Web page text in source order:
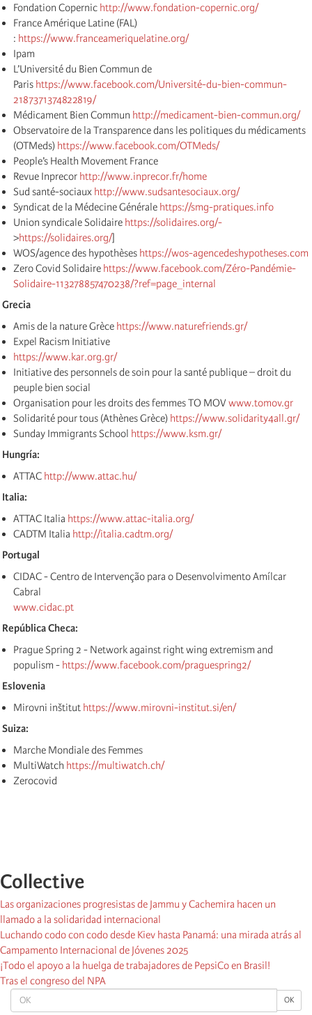
OK OK
Fondation Copernic http://www.fondation-copernic.org/
France Amérique Latine (FAL)
: https://www.franceameriquelatine.org/
Ipam
L’Université du Bien Commun de
Paris https://www.facebook.com/Université-du-bien-commun-
2187371374822819/
Médicament Bien Commun http://medicament-bien-commun.org/
Observatoire de la Transparence dans les politiques du médicaments
(OTMeds) https://www.facebook.com/OTMeds/
People’s Health Movement France
Revue Inprecor http://www.inprecor.fr/home
Sud santé-sociaux http://www.sudsantesociaux.org/
Syndicat de la Médecine Générale https://smg-pratiques.info
Union syndicale Solidaire https://solidaires.org/-
>https://solidaires.org/]
WOS/agence des hypothèses https://wos-agencedeshypotheses.com
Zero Covid Solidaire https://www.facebook.com/Zéro-Pandémie-
Solidaire-113278857470238/?ref=page_internal
Grecia
Amis de la nature Grèce https://www.naturefriends.gr/
Expel Racism Initiative
https://www.kar.org.gr/
Initiative des personnels de soin pour la santé publique – droit du
peuple bien social
Organisation pour les droits des femmes TO MOV www.tomov.gr
Solidarité pour tous (Athènes Grèce) https://www.solidarity4all.gr/
Sunday Immigrants School https://www.ksm.gr/
Hungría:
ATTAC http://www.attac.hu/
Italia:
ATTAC Italia https://www.attac-italia.org/
CADTM Italia http://italia.cadtm.org/
Portugal
CIDAC - Centro de Intervenção para o Desenvolvimento Amílcar
Cabral
www.cidac.pt
República Checa:
Prague Spring 2 - Network against right wing extremism and
populism - https://www.facebook.com/praguespring2/
Eslovenia
Mirovni inštitut https://www.mirovni-institut.si/en/
Suiza:
Marche Mondiale des Femmes
MultiWatch https://multiwatch.ch/
Zerocovid
Collective
Las organizaciones progresistas de Jammu y Cachemira hacen un
llamado a la solidaridad internacional
Luchando codo con codo desde Kiev hasta Panamá: una mirada atrás al
Campamento Internacional de Jóvenes 2025
¡Todo el apoyo a la huelga de trabajadores de PepsiCo en Brasil!
Tras el congreso del NPA